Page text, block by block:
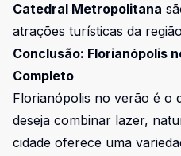
Catedral Metropolitana
atrações turísticas da
Conclusão: Florianópolis
Completo
Florianópolis no verão é o
deseja combinar lazer,
cidade oferece uma